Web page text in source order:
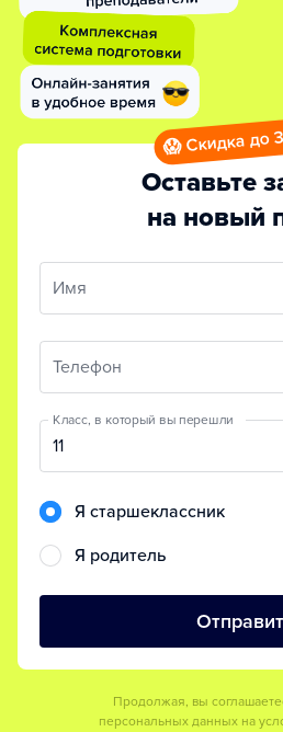
Оставьте
на новый
Имя
Телефон
Класс, в который вы перешли
11
Я старшеклассник
Я родитель
😱 Скидка до
Продолжая, вы
персональных данных на